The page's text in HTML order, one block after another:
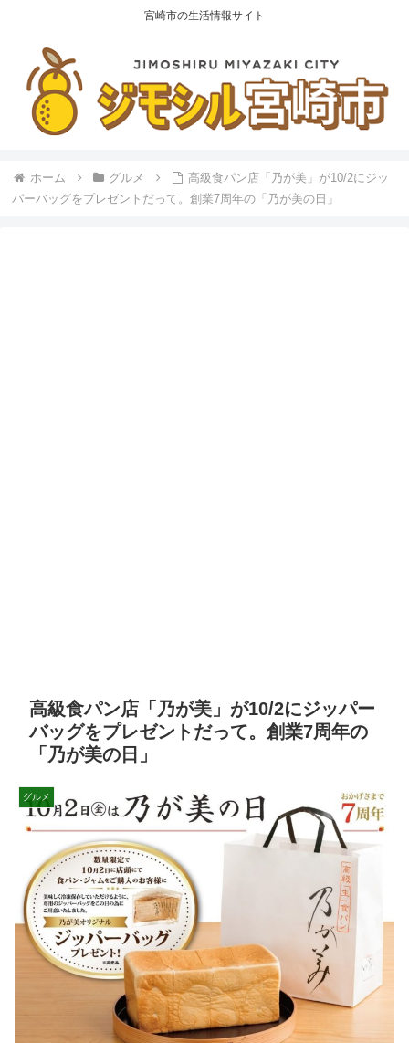
宮崎市の生活情報サイト
ホーム グルメ
高級食パン店「乃が美」が10/2にジッ
パーバッグをプレゼントだって。創業7周年の「乃が美の日」
高級食パン店「乃が美」が10/2にジッパー
バッグをプレゼントだって。創業7周年の
「乃が美の日」
グルメ